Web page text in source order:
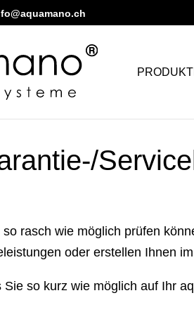
rasch wie möglich prüfen
oder erstellen Ihnen
Sie so kurz wie möglich auf Ihr